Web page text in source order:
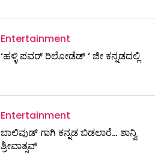
Entertainment
‘ಹಳ್ಳಿ ಪವರ್ ರಿಲೋಡೆಡ್ ‘ ಜೀ ಕನ್ನಡದಲ್ಲಿ
Entertainment
ಬಾಲಿವುಡ್ ಗಾಗಿ ಕನ್ನಡ ಬಿಡಲಾರೆ… ಶಾನ್ವಿ
ಶ್ರೀವಾತ್ಸವ್